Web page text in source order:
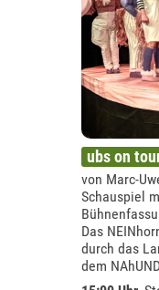
ubs on
von Marc-
Schauspiel
Das
durch das
dem